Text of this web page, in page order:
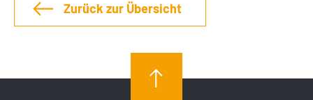
Zurück zur Übersicht